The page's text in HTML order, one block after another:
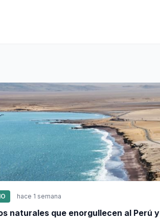
hace 1 semana
naturales que enorgullecen al Perú y